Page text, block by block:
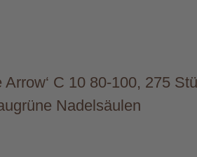
C 10 80-100, 275
Nadelsäulen